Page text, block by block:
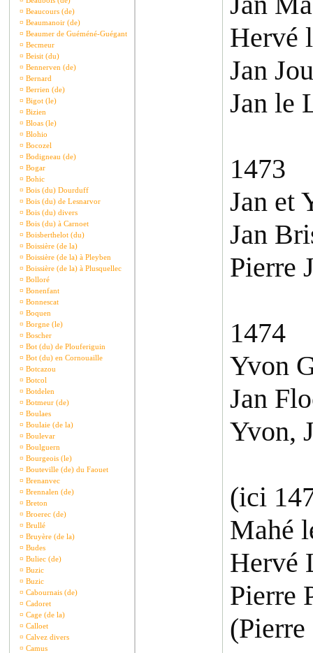
¤ Beaucours (de)
¤ Beaumanoir (de)
¤ Beaumer de Guéméné-Guégant
¤ Becmeur
¤ Beisit (du)
¤ Bennerven (de)
¤ Bernard
¤ Berrien (de)
¤ Bigot (le)
¤ Bizien
¤ Bloas (le)
¤ Blohio
¤ Bocozel
¤ Bodigneau (de)
¤ Bogar
¤ Bohic
¤ Bois (du) Dourduff
¤ Bois (du) de Lesnarvor
¤ Bois (du) divers
¤ Bois (du) à Carnoet
¤ Boisberthelot (du)
¤ Boissière (de la)
¤ Boissière (de la) à Pleyben
¤ Boissière (de la) à Plusquellec
¤ Bolloré
¤ Bonenfant
¤ Bonnescat
¤ Boquen
¤ Borgne (le)
¤ Boscher
¤ Bot (du) de Plouferiguin
¤ Bot (du) en Cornouaille
¤ Botcazou
¤ Botcol
¤ Botdelen
¤ Botmeur (de)
¤ Boulaes
¤ Boulaie (de la)
¤ Boulevar
¤ Boulguern
¤ Bourgeois (le)
¤ Bouteville (de) du Faouet
¤ Brenanvec
¤ Brennalen (de)
¤ Breton
¤ Broerec (de)
¤ Brullé
¤ Bruyère (de la)
¤ Budes
¤ Buliec (de)
¤ Buzic
¤ Buzic
¤ Cabournais (de)
¤ Cadoret
¤ Cage (de la)
¤ Calloet
¤ Calvez divers
¤ Camus
Hervé
Jan
Jan le
1473
Jan et
Jan
Pierre
1474
Yvon
Jan
Yvon,
(ici
Mahé
Hervé
Pierre